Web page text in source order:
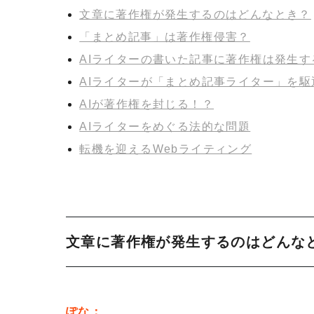
文章に著作権が発生するのはどんなとき？
「まとめ記事」は著作権侵害？
AIライターの書いた記事に著作権は発生す
AIライターが「まとめ記事ライター」を駆
AIが著作権を封じる！？
AIライターをめぐる法的な問題
転機を迎えるWebライティング
文章に著作権が発生するのはどんな
ぽな：